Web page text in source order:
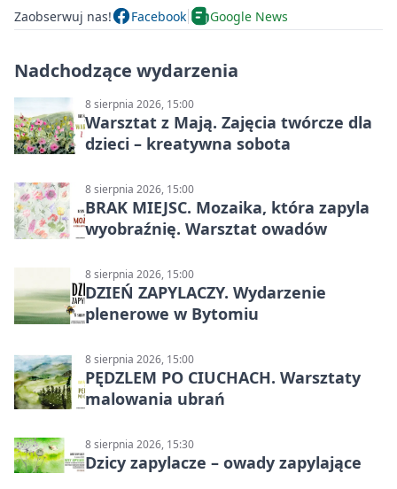
Zaobserwuj nas! Facebook Google News
Nadchodzące wydarzenia
8 sierpnia 2026, 15:00
Warsztat z Mają. Zajęcia twórcze dla
dzieci – kreatywna sobota
8 sierpnia 2026, 15:00
BRAK MIEJSC. Mozaika, która zapyla
wyobraźnię. Warsztat owadów
8 sierpnia 2026, 15:00
DZIEŃ ZAPYLACZY. Wydarzenie
plenerowe w Bytomiu
8 sierpnia 2026, 15:00
PĘDZLEM PO CIUCHACH. Warsztaty
malowania ubrań
8 sierpnia 2026, 15:30
Dzicy zapylacze – owady zapylające